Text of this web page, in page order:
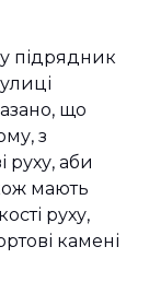
підрядник
що
з
руху, аби
мають
руху,
камені